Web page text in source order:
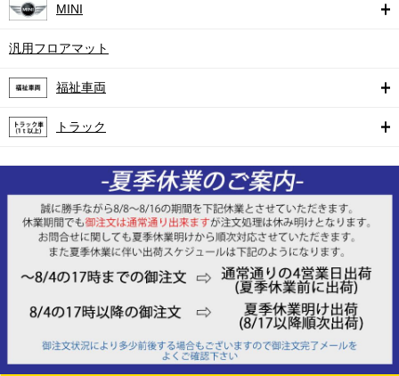
MINI
汎用フロアマット
福祉車両
トラック